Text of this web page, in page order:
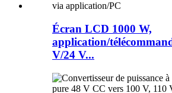
Écran LCD 1000 W,
application/
V/24 V...